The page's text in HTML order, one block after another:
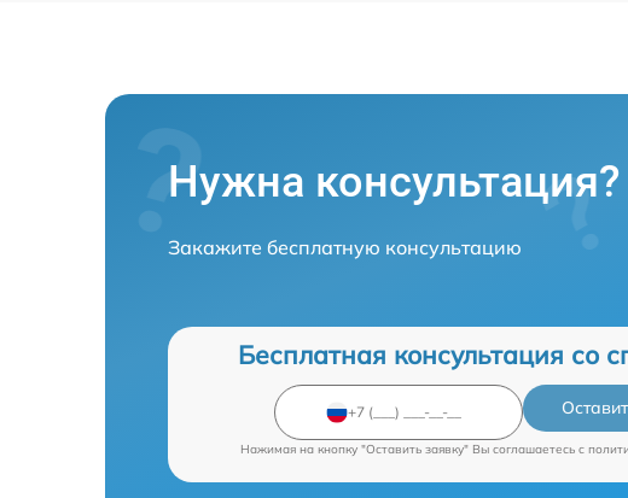
Нужна консультация?
Закажите бесплатную консультацию
Бесплатная консультация со
Нажимая на кнопку "Оставить заявку" Вы соглашаетесь c